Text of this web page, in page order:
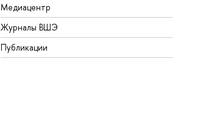
Медиацентр
Журналы ВШЭ
Публикации